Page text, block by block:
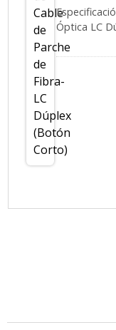
Óptica LC
OM4, OM5